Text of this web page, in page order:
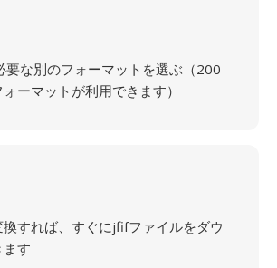
要な別のフォーマットを選ぶ（200
ーマットが利用できます）
すれば、すぐにjfifファイルをダウ
ます